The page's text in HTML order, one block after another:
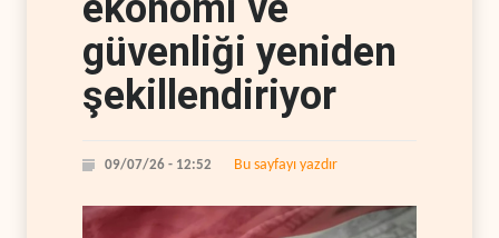
güvenliği yeniden
şekillendiriyor
09/07/26 - 12:52 Bu sayfayı yazdır